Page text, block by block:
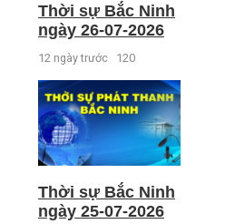
Thời sự Bắc Ninh
ngày 26-07-2026
12 ngày trước 120
Thời sự Bắc Ninh
ngày 25-07-2026